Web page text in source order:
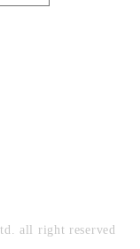
all right reserved